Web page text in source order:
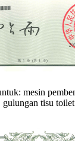
mesin
gulungan tisu toilet